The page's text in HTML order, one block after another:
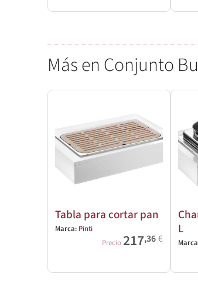
Más en Conjunto
Tabla para cortar pan
Marca: Pinti
Precio 217,36€
L